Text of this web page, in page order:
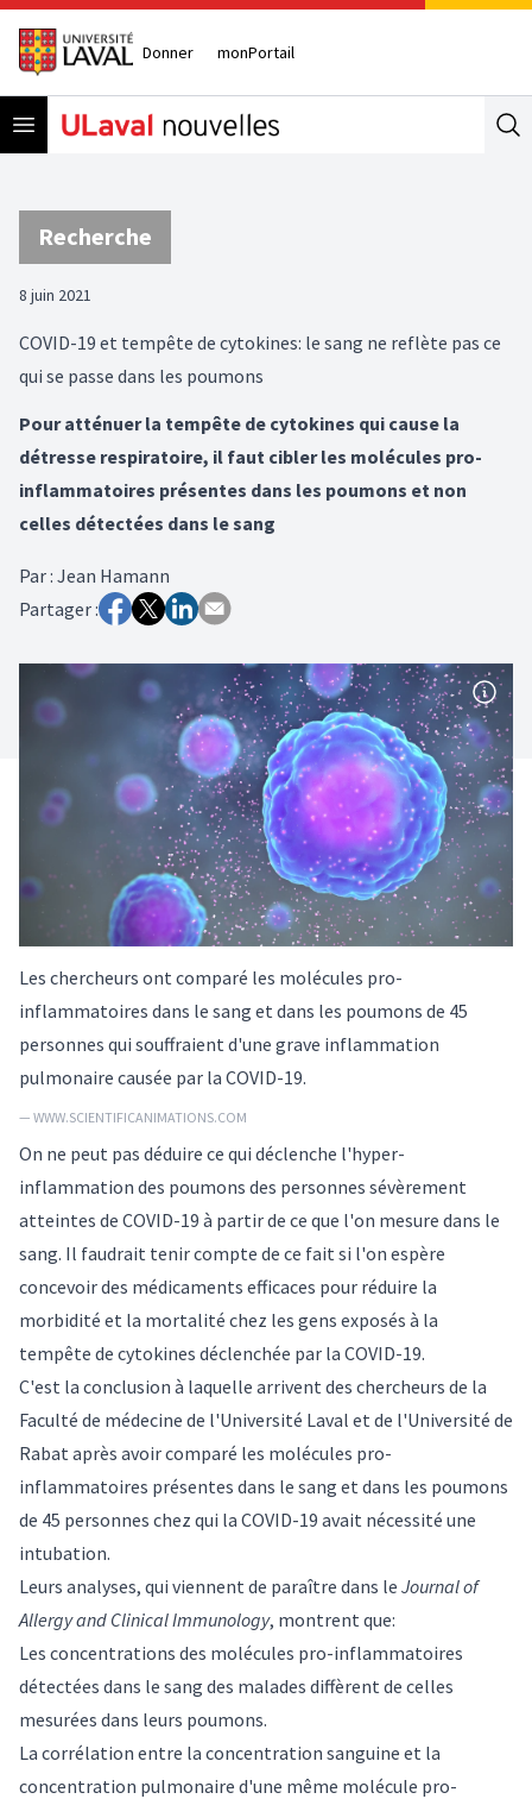
Donner monPortail
Open menu
Recherche
8 juin 2021
COVID-19 et tempête de cytokines: le sang ne reflète pas ce
qui se passe dans les poumons
Pour atténuer la tempête de cytokines qui cause la
détresse respiratoire, il faut cibler les molécules pro-
inflammatoires présentes dans les poumons et non
celles détectées dans le sang
Par: Jean Hamann
Partager :
Les chercheurs ont comparé les molécules pro-
inflammatoires dans le sang et dans les poumons de 45
personnes qui souffraient d'une grave inflammation
pulmonaire causée par la COVID-19.
— WWW.SCIENTIFICANIMATIONS.COM
On ne peut pas déduire ce qui déclenche l'hyper-
inflammation des poumons des personnes sévèrement
atteintes de COVID-19 à partir de ce que l'on mesure dans le
sang. Il faudrait tenir compte de ce fait si l'on espère
concevoir des médicaments efficaces pour réduire la
morbidité et la mortalité chez les gens exposés à la
tempête de cytokines déclenchée par la COVID-19.
C'est la conclusion à laquelle arrivent des chercheurs de la
Faculté de médecine de l'Université Laval et de l'Université de
Rabat après avoir comparé les molécules pro-
inflammatoires présentes dans le sang et dans les poumons
de 45 personnes chez qui la COVID-19 avait nécessité une
intubation.
Leurs analyses, qui viennent de paraître dans le Journal of
Allergy and Clinical Immunology, montrent que:
Les concentrations des molécules pro-inflammatoires
détectées dans le sang des malades diffèrent de celles
mesurées dans leurs poumons.
La corrélation entre la concentration sanguine et la
concentration pulmonaire d'une même molécule pro-